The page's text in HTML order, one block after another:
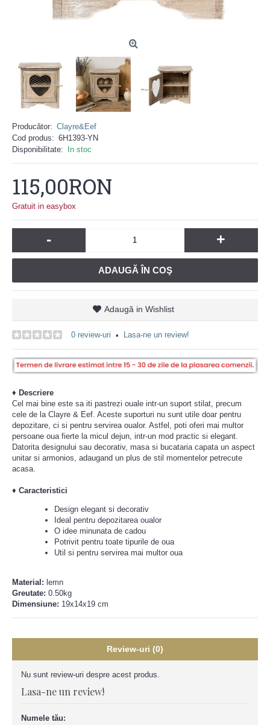
Producător: Clayre&Eef
Cod produs: 6H1393-YN
Disponibilitate:
In stoc
115,00RON
Gratuit in easybox
- +
ADAUGĂ ÎN COŞ
Adaugă in Wishlist
0 review-uri • Lasa-ne un review!
♦ Descriere
Cel mai bine este sa iti pastrezi ouale intr-un suport stilat, precum
cele de la Clayre & Eef. Aceste suporturi nu sunt utile doar pentru
depozitare, ci si pentru servirea oualor. Astfel, poti oferi mai multor
persoane oua fierte la micul dejun, intr-un mod practic si elegant.
Datorita designului sau decorativ, masa si bucataria capata un aspect
unitar si armonios, adaugand un plus de stil momentelor petrecute
acasa.
♦ Caracteristici
Design elegant si decorativ
Ideal pentru depozitarea oualor
O idee minunata de cadou
Potrivit pentru toate tipurile de oua
Util si pentru servirea mai multor oua
Material: lemn
Greutate: 0.50kg
Dimensiune: 19x14x19 cm
Review-uri (0)
Nu sunt review-uri despre acest produs.
Lasa-ne un review!
Numele tău: